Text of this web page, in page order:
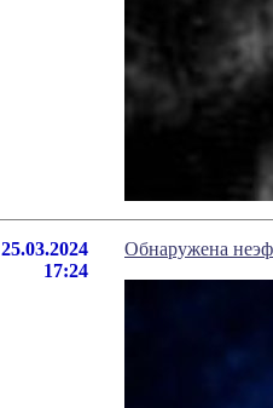
25.03.2024
17:24
Обнаружена